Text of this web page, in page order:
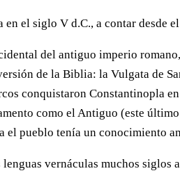
el siglo V d.C., a contar desde
del antiguo imperio
de la Biblia: la Vulgata de
conquistaron Constantinopla
como el Antiguo (este
el pueblo tenía un conocimiento
vernáculas muchos siglos